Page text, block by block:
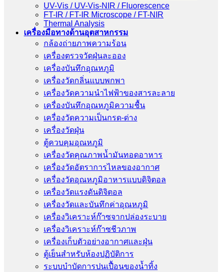
UV-Vis / UV-Vis-NIR / Fluorescence
FT-IR / FT-IR Microscope / FT-NIR
Thermal Analysis
เครื่องมือทางด้านอุตสาหกรรม
กล้องถ่ายภาพความร้อน
เครื่องตรวจวัดฝุ่นละออง
เครื่องบันทึกอุณหภูมิ
เครื่องวัดกลิ่นแบบพกพา
เครื่องวัดความนําไฟฟ้าของสารละลาย
เครื่องบันทึกอุณหภูมิความชื้น
เครื่องวัดความเป็นกรด-ด่าง
เครื่องวัดฝุ่น
ตู้ควบคุมอุณหภูมิ
เครื่องวัดคุณภาพน้ำมันทอดอาหาร
เครื่องวัดอัตราการไหลของอากาศ
เครื่องวัดอุณหภูมิอาหารแบบดิจิตอล
เครื่องวัดแรงดันดิจิตอล
เครื่องวัดและบันทึกค่าอุณหภูมิ
เครื่องวิเคราะห์ก๊าซจากปล่องระบาย
เครื่องวิเคราะห์ก๊าซชีวภาพ
เครื่องเก็บตัวอย่างอากาศเเละฝุ่น
ตู้เย็นสำหรับห้องปฏิบัติการ
ระบบบำบัดการปนเปื้อนของน้ำทิ้ง